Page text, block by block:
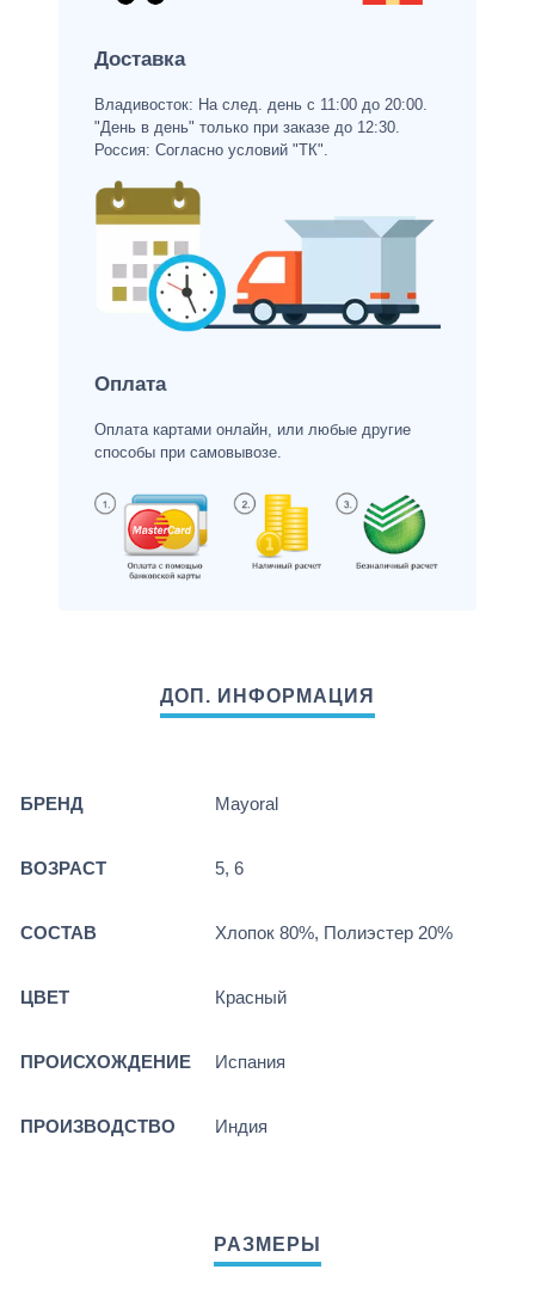
Доставка
Владивосток: На след. день с 11:00 до 20:00.
"День в день" только при заказе до 12:30.
Россия: Согласно условий "ТК".
Оплата
Оплата картами онлайн, или любые другие
способы при самовывозе.
БРЕНД Mayoral
ВОЗРАСТ 5, 6
СОСТАВ Хлопок 80%, Полиэстер 20%
ЦВЕТ Красный
ПРОИСХОЖДЕНИЕ Испания
ПРОИЗВОДСТВО Индия